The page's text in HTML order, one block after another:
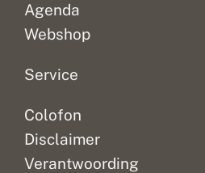
Agenda
Webshop
Service
Colofon
Disclaimer
Verantwoording